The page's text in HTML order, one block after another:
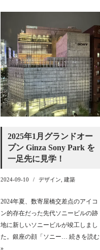
2025年1月グランドオー
プン Ginza Sony Park を
一足先に見学！
2024-09-10 デザイン 建築
2024年夏、数寄屋橋交差点のアイコ
ン的存在だった先代ソニービルの跡
地に新しいソニービルが竣工しまし
た。銀座の顔「ソニー… 続きを読む